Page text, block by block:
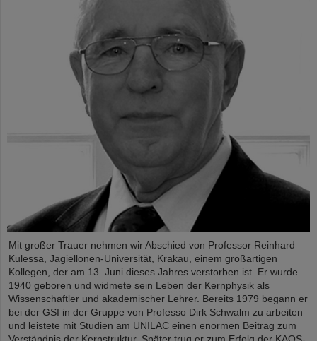
Mit großer Trauer nehmen wir Abschied von Professor Reinhard
Kulessa, Jagiellonen-Universität, Krakau, einem großartigen
Kollegen, der am 13. Juni dieses Jahres verstorben ist. Er wurde
1940 geboren und widmete sein Leben der Kernphysik als
Wissenschaftler und akademischer Lehrer. Bereits 1979 begann er
bei der GSI in der Gruppe von Professo Dirk Schwalm zu arbeiten
und leistete mit Studien am UNILAC einen enormen Beitrag zum